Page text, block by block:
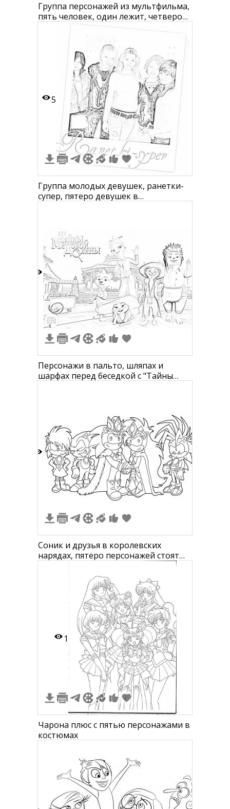
Группа персонажей из мультфильма,
пять человек, один лежит, четверо
5
Группа молодых девушек, ранетки-
супер, пятеро девушек в
1
Персонажи в пальто, шляпах и
шарфах перед беседкой с "Тайны
Соник и друзья в королевских
нарядах, пятеро персонажей стоят
рядом друг с другом, двое из них в
центре держатся за руки
1
Чарона плюс с пятью персонажами в
костюмах